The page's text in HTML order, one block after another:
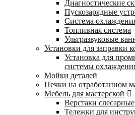
Диагностические
Пускозарядные
Система
Топливная система
Ультразвуковые
Установки для заправки
Установка для
системы
Мойки деталей
Печки на отработанном
Мебель для мастерской
Верстаки слесарные
Тележки для